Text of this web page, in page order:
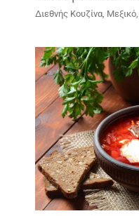
Διεθνής Κουζίνα,